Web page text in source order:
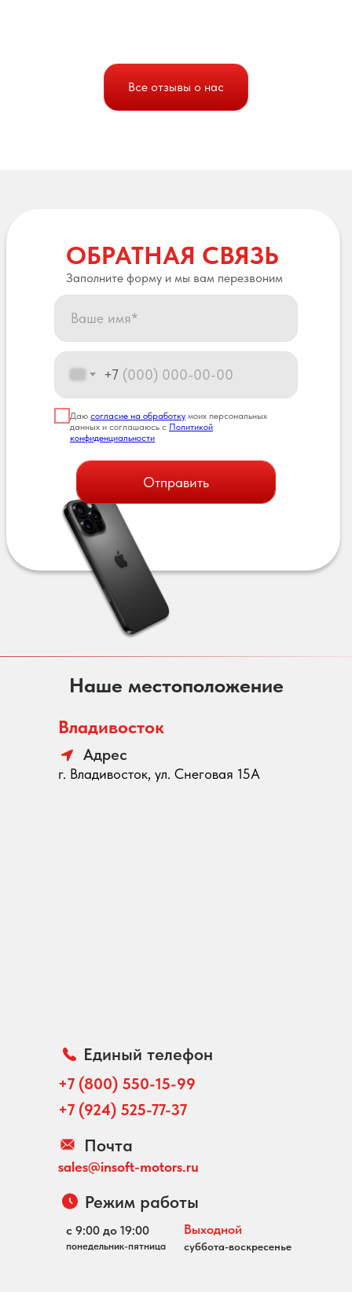
Все отзывы о нас
ОБРАТНАЯ СВЯЗЬ
Заполните форму и мы вам перезвоним
+7
Даю согласие на обработку моих персональных
данных и соглашаюсь с Политикой
конфиденциальности
Отправить
Наше местоположение
Владивосток
Адрес
г. Владивосток, ул. Снеговая 15А
Единый телефон
+7 (800) 550-15-99
+7 (924) 525-77-37
Почта
sales@insoft-motors.ru
Режим работы
с 9:00 до 19:00 Выходной
понедельник-пятница суббота-воскресенье